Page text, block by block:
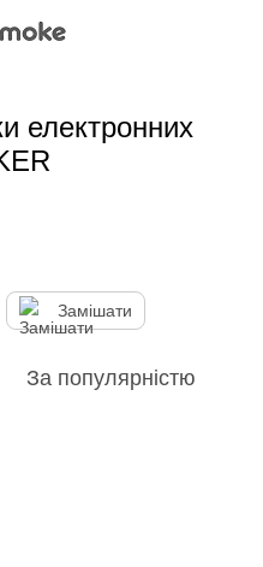
електронних
Замішати
За популярністю